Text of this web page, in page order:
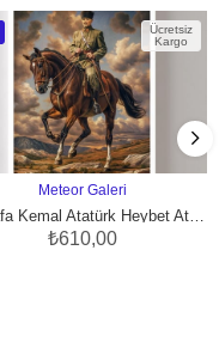
SEPETE EKLE
Ücretsiz
Kargo
Meteor Galeri
₺610,00